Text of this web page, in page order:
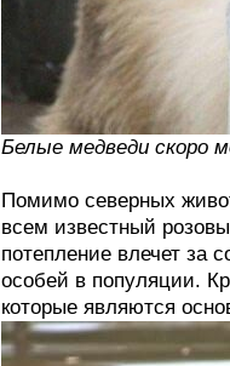
Белые медведи скоро
Помимо северных
всем известный
потепление влечет за
особей в популяции.
которые являются